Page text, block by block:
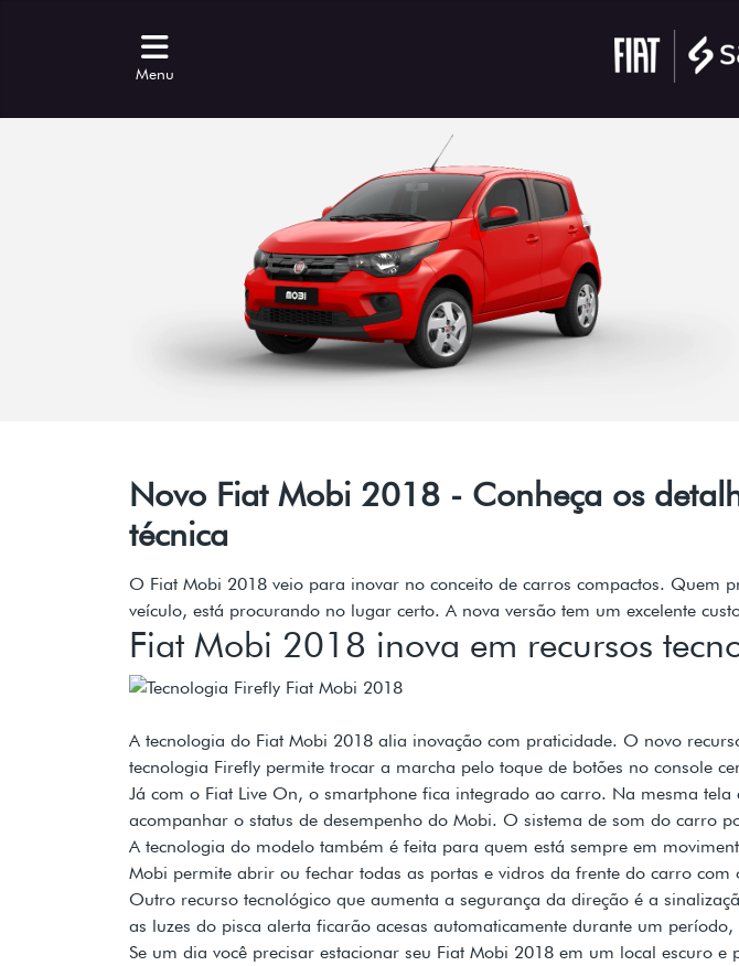
Menu
Novo Fiat Mobi 2018 - Conheça os
técnica
O Fiat Mobi 2018 veio para inovar no conceito de carros compactos. Quem
veículo, está procurando no lugar certo. A nova versão tem um excelente
Fiat Mobi 2018 inova em recursos
A tecnologia do Fiat Mobi 2018 alia inovação com praticidade. O novo
tecnologia Firefly permite trocar a marcha pelo toque de botões no console
Já com o Fiat Live On, o smartphone fica integrado ao carro. Na mesma
acompanhar o status de desempenho do Mobi. O sistema de som do carro
A tecnologia do modelo também é feita para quem está sempre em
Mobi permite abrir ou fechar todas as portas e vidros da frente do carro com
Outro recurso tecnológico que aumenta a segurança da direção é a
as luzes do pisca alerta ficarão acesas automaticamente durante um
Se um dia você precisar estacionar seu Fiat Mobi 2018 em um local escuro